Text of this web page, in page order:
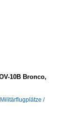
10B Bronco,
Militärflugplätze /